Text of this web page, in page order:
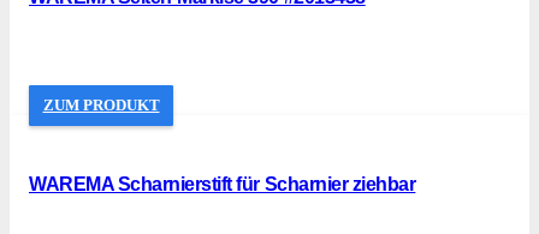
ZUM PRODUKT
WAREMA Scharnierstift für Scharnier ziehbar